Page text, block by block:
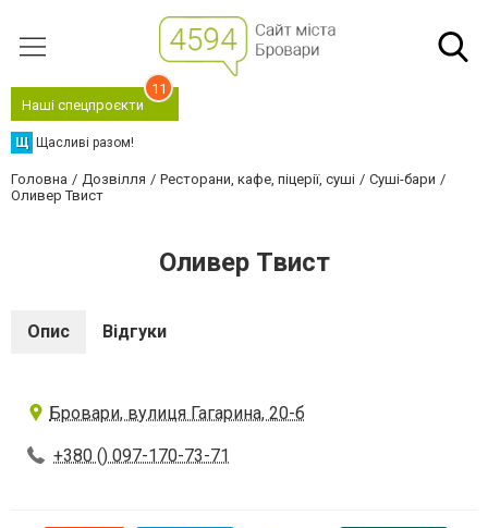
Наші спецпроєкти
11
Щ Щасливі разом!
Головна Дозвілля Ресторани, кафе, піцерії, суші
Суші-бари
Оливер Твист
Оливер Твист
Опис Відгуки
Бровари, вулиця Гагарина, 20-б
+380 () 097-170-73-71